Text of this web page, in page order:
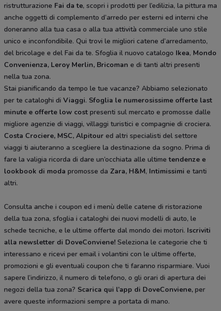
ristrutturazione Fai da te, scopri i prodotti per l’edilizia, la pittura ma
anche oggetti di complemento d’arredo per esterni ed interni che
doneranno alla tua casa o alla tua attività commerciale uno stile
unico e inconfondibile. Qui trovi le migliori catene d’arredamento,
del bricolage e del Fai da te. Sfoglia il nuovo catalogo Ikea, Mondo
Convenienza, Leroy Merlin, Bricoman e di tanti altri presenti
nella tua zona.
Stai pianificando da tempo le tue vacanze? Abbiamo selezionato
per te cataloghi di Viaggi. Sfoglia le numerosissime offerte last
minute e offerte low cost presenti sul mercato e promosse dalle
migliore agenzie di viaggi, villaggi turistici e compagnie di crociera.
Costa Crociere, MSC, Alpitour ed altri specialisti del settore
viaggi ti aiuteranno a scegliere la destinazione da sogno. Prima di
fare la valigia ricorda di dare un’occhiata alle ultimetendenze e
lookbook di moda promosse da Zara, H&M, Intimissimi e tanti
altri.
Consulta anche i coupon ed i menù delle catene di ristorazione
della tua zona, sfoglia i cataloghi dei nuovi modelli di auto, le
schede tecniche, e le ultime offerte dal mondo dei motori. Iscriviti
alla newsletter di DoveConviene! Seleziona le categorie che ti
interessano e ricevi per email i volantini con le ultime offerte,
promozioni e gli eventuali coupon che ti faranno risparmiare. Vuoi
sapere l’indirizzo, il numero di telefono, o gli orari di apertura dei
negozi della tua zona? Scarica qui l’app di DoveConviene, per
avere queste informazioni sempre a portata di mano.